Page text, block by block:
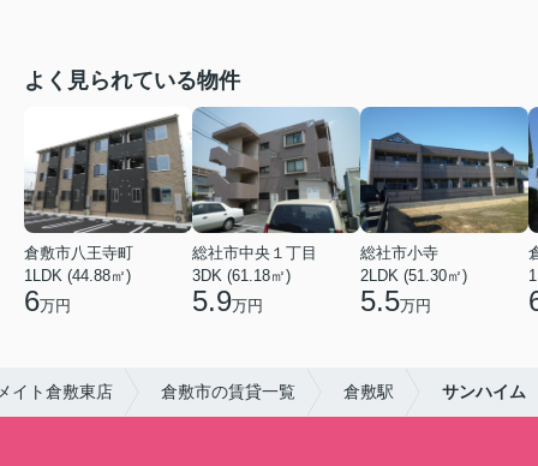
よく見られている物件
倉敷市八王寺町
1LDK (44.88㎡)
6万円
総社市中央１丁目
3DK (61.18㎡)
5.9万円
総社市小寺
2LDK (51.30㎡)
5.5万円
イト倉敷東店 倉敷市の賃貸一覧 倉敷駅 サンハイム